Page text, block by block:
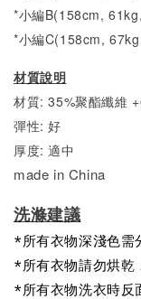
*小編B(158cm,
*小編C(158cm,
材質說明
材質: 35%聚酯纖維
彈性: 好
厚度: 適中
made in China
洗滌建議
*所有衣物深淺色需
*所有衣物請勿烘乾
*所有衣物洗衣時反